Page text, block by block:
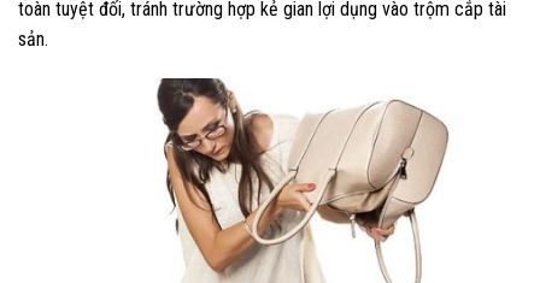
toàn tuyệt đối, tránh trường hợp kẻ gian lợi dụng vào trộm cắp tài
sản.